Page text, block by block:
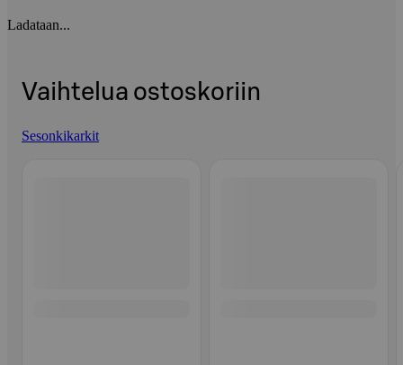
Ladataan...
Vaihtelua ostoskoriin
Sesonkikarkit